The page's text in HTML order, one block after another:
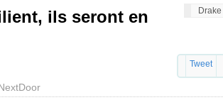
Drake
ils seront en
Tweet